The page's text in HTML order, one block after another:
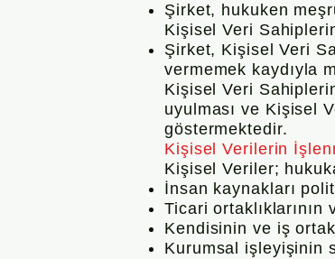
Şirket, hukuken
Kişisel Veri
Şirket, Kişisel Veri
vermemek kaydıyla
Kişisel Veri
uyulması ve Kişisel
göstermektedir.
Kişisel Verilerin
Kişisel Veriler;
İnsan kaynakları
Ticari
Kendisinin ve iş
Kurumsal işleyişinin